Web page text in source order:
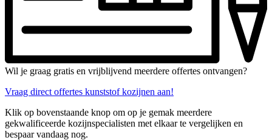
Wil je graag gratis en vrijblijvend meerdere offertes ontvangen?
Vraag direct offertes kunststof kozijnen aan!
Klik op bovenstaande knop om op je gemak meerdere
gekwalificeerde kozijnspecialisten met elkaar te vergelijken en
bespaar vandaag nog.